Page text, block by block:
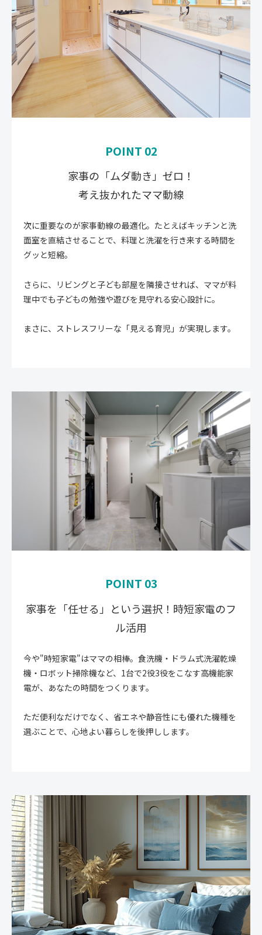
POINT 02
家事の「ムダ動き」ゼロ！
考え抜かれたママ動線
次に重要なのが家事動線の最適化。たとえばキッチンと洗
面室を直結させることで、料理と洗濯を行き来する時間を
グッと短縮。
さらに、リビングと子ども部屋を隣接させれば、ママが料
理中でも子どもの勉強や遊びを見守れる安心設計に。
まさに、ストレスフリーな「見える育児」が実現します。
POINT 03
家事を「任せる」という選択！時短家電のフ
ル活用
今や"時短家電"はママの相棒。食洗機・ドラム式洗濯乾燥
機・ロボット掃除機など、1台で2役3役をこなす高機能家
電が、あなたの時間をつくります。
ただ便利なだけでなく、省エネや静音性にも優れた機種を
選ぶことで、心地よい暮らしを後押しします。